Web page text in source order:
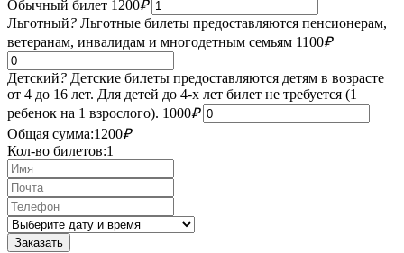
Обычный билет 1200₽
Льготный? Льготные билеты предоставляются пенсионерам,
ветеранам, инвалидам и многодетным семьям 1100₽
Детский? Детские билеты предоставляются детям в возрасте
от 4 до 16 лет. Для детей до 4-х лет билет не требуется (1
ребенок на 1 взрослого). 1000₽
Общая сумма:1200₽
Кол-во билетов:1